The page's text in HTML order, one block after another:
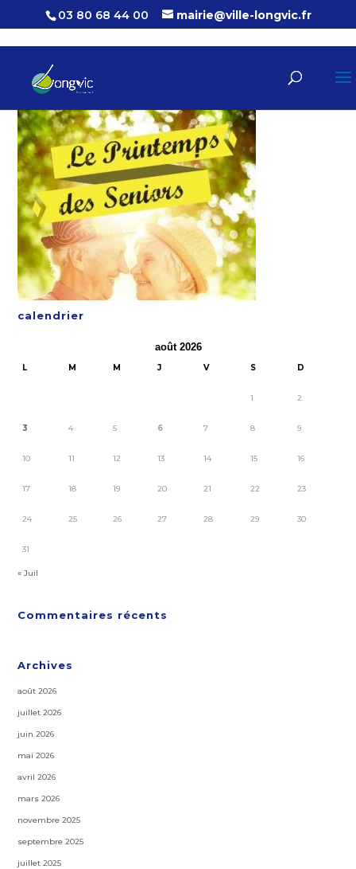
03 80 68 44 00 mairie@ville-longvic.fr
calendrier
août 2026
L M M J V S D
1 2
3 4 5 6 7 8 9
10 11 12 13 14 15 16
17 18 19 20 21 22 23
24 25 26 27 28 29 30
31
« Juil
Commentaires récents
Archives
août 2026
juillet 2026
juin 2026
mai 2026
avril 2026
mars 2026
novembre 2025
septembre 2025
juillet 2025